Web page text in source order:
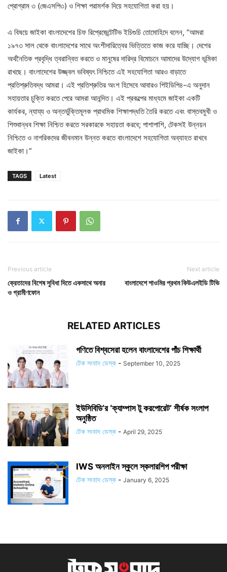
প্রোগ্রাম ৩ (জেএসপি৩) ও শিক্ষা পরামর্শক দিয়ে সহযোগিতা করা হয়।
এ বিষয়ে জাইকা বাংলাদেশের চিফ রিপ্রেজেন্টেটিভ ইচিগুচি তোমোহিদে বলেন, “আমরা
১৯৭৩ সাল থেকে বাংলাদেশের সাথে অংশীদারিত্বের ভিত্তিতে কাজ করে যাচ্ছি। দেশের
অর্থনৈতিক প্রবৃদ্ধি ত্বরান্বিত করতে ও মানুষের দারিদ্র বিমোচনে আমাদের উদ্যোগ ভূমিকা
রাখছে। বাংলাদেশের উজ্জ্বল ভবিষ্যৎ নিশ্চিতে এই সহযোগিতা আরও বাড়াতে
প্রতিশ্রুতিবদ্ধ আমরা। এই প্রতিশ্রুতির অংশ হিসেবে আবারও পিইডিপি৪-এ অনুদান
সহায়তার চুক্তি করতে পেরে আমরা আনন্দিত। এই প্রকল্পের মাধ্যমে জাইকা একটি
কার্যকর, ন্যায্য ও অন্তর্ভুক্তিমূলক প্রাথমিক শিক্ষাপদ্ধতি তৈরি করতে এবং বাস্তবমুখী ও
শিশুবান্ধব শিক্ষা নিশ্চিত করতে সরকারকে সহায়তা করবে; পাশাপাশি, টেকসই উন্নয়ন
নিশ্চিতে ও নাগরিকদের জীবনমান উন্নত করতে বাংলাদেশে সহযোগিতা অব্যাহত রাখবে
জাইকা।”
TAGS Latest
Previous article
ক্রেতাদের বিশেষ সুবিধা দিতে একসাথে অনার
ও গ্রামীণফোন
Next article
বাংলাদেশে শাওমির প্রথম কিউএলইডি টিভি
RELATED ARTICLES
গণিতে বিশ্বসেরা হলেন বাংলাদেশের পাঁচ শিক্ষার্থী
টেক সংবাদ ডেস্ক - September 10, 2025
ইউসিবিডি’র ‘ক্যাম্পাস টু করপোরেট’ শীর্ষক সংলাপ
অনুষ্ঠিত
টেক সংবাদ ডেস্ক - April 29, 2025
IWS অনলাইন স্কুলে স্কলারশিপ পরীক্ষা
টেক সংবাদ ডেস্ক - January 6, 2025